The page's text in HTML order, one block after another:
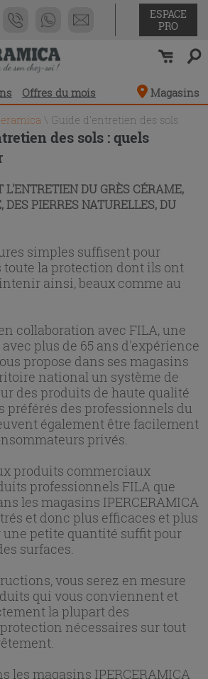
ESPACE
PRO
Offres du mois
Magasins
\ Guide d'entretien des sols
des sols : quels
L'ENTRETIEN DU GRÈS CÉRAME,
DES PIERRES NATURELLES, DU
simples suffisent pour
toute la protection dont ils ont
ainsi, beaux comme au
collaboration avec FILA, une
plus de 65 ans d'expérience
propose dans ses magasins
national un système de
des produits de haute qualité
préférés des professionnels du
également être facilement
privés.
produits commerciaux
professionnels FILA que
les magasins IPERCERAMICA
et donc plus efficaces et plus
une petite quantité suffit pour
surfaces.
vous serez en mesure
qui vous conviennent et
la plupart des
nécessaires sur tout
les magasins IPERCERAMICA